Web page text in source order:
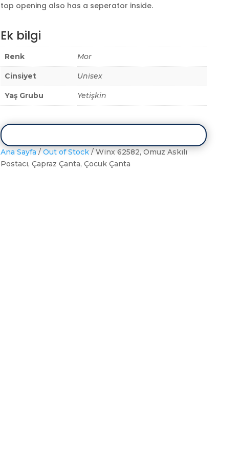
top opening also has a seperator inside.
Ek bilgi
Renk Mor
Cinsiyet Unisex
Yaş Grubu Yetişkin
Ana Sayfa /Out of Stock/ Winx 62582, Omuz Askılı
Postacı, Çapraz Çanta, Çocuk Çanta